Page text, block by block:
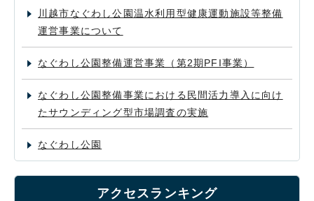
川越市なぐわし公園温水利用型健康運動施設等整備
運営事業について
なぐわし公園整備運営事業（第2期PFI事業）
なぐわし公園整備事業における民間活力導入に向け
たサウンディング型市場調査の実施
なぐわし公園
アクセスランキング